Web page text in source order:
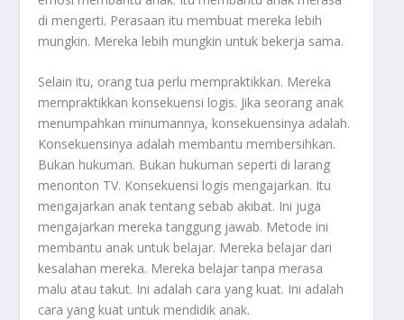
di mengerti. Perasaan itu membuat mereka lebih
mungkin. Mereka lebih mungkin untuk bekerja sama.
Selain itu, orang tua perlu mempraktikkan. Mereka
mempraktikkan konsekuensi logis. Jika seorang anak
menumpahkan minumannya, konsekuensinya adalah.
Konsekuensinya adalah membantu membersihkan.
Bukan hukuman. Bukan hukuman seperti di larang
menonton TV. Konsekuensi logis mengajarkan. Itu
mengajarkan anak tentang sebab akibat. Ini juga
mengajarkan mereka tanggung jawab. Metode ini
membantu anak untuk belajar. Mereka belajar dari
kesalahan mereka. Mereka belajar tanpa merasa
malu atau takut. Ini adalah cara yang kuat. Ini adalah
cara yang kuat untuk mendidik anak.